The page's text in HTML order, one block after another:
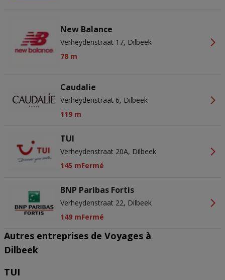
New Balance
Verheydenstraat 17, Dilbeek
78 m
Caudalie
Verheydenstraat 6, Dilbeek
119 m
TUI
Verheydenstraat 20A, Dilbeek
145 mFermé
BNP Paribas Fortis
Verheydenstraat 22, Dilbeek
149 mFermé
Autres entreprises de Voyages à
Dilbeek
TUI